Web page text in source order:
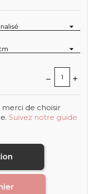
de choisir
Suivez notre guide